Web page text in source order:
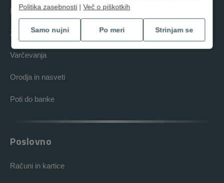
Računi in kartice
Zavarovanja
Varčevanja
Orodja in nasveti
Poti do banke
Poslovno
Računi in kartice
Politika zasebnosti |Več o piškotkih
Samo nujni Po meri Strinjam se